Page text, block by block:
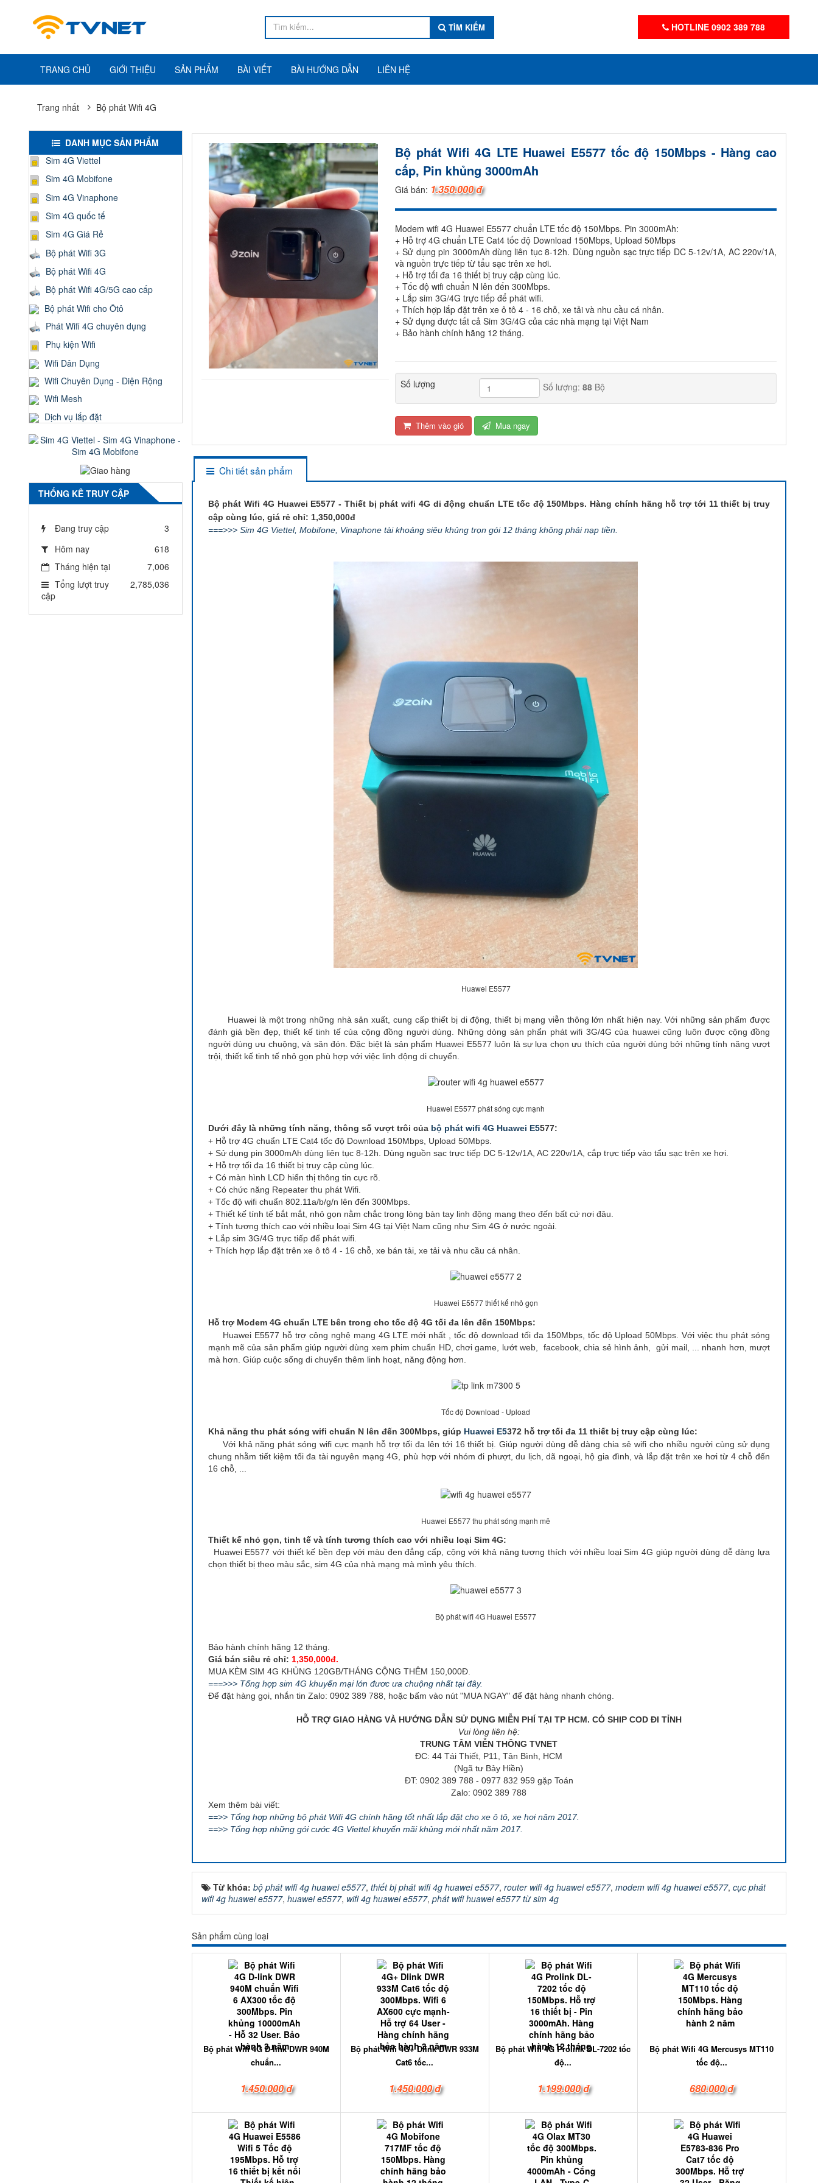
TÌM KIẾM HOTLINE 0902 389 788
TRANG CHỦ GIỚI THIỆU SẢN PHẨM BÀI VIẾT BÀI HƯỚNG DẪN LIÊN HỆ
Trang nhất Bộ phát Wifi 4G
Bộ phát Wifi 4G LTE Huawei E5577 tốc độ 150Mbps - Hàng cao
cấp, Pin khủng 3000mAh
Giá bán: 1.350.000 đ
Modem wifi 4G Huawei E5577 chuẩn LTE tốc độ 150Mbps. Pin 3000mAh:
+ Hỗ trợ 4G chuẩn LTE Cat4 tốc độ Download 150Mbps, Upload 50Mbps
+ Sử dụng pin 3000mAh dùng liên tục 8-12h. Dùng nguồn sạc trực tiếp DC 5-12v/1A, AC 220v/1A,
và nguồn trực tiếp từ tẩu sạc trên xe hơi.
+ Hỗ trợ tối đa 16 thiết bị truy cập cùng lúc.
+ Tốc độ wifi chuẩn N lên đến 300Mbps.
+ Lắp sim 3G/4G trực tiếp để phát wifi.
+ Thích hợp lắp đặt trên xe ô tô 4 - 16 chỗ, xe tải và nhu cầu cá nhân.
+ Sử dụng được tất cả Sim 3G/4G của các nhà mạng tại Việt Nam
+ Bảo hành chính hãng 12 tháng.
Số lượng Số lượng: 88Bộ
Thêm vào giỏ Mua ngay
Chi tiết sản phẩm
Bộ phát Wifi 4G Huawei E5577 - Thiết bị phát wifi 4G di động chuẩn LTE tốc độ 150Mbps. Hàng chính hãng hỗ trợ tới 11 thiết bị truy
cập cùng lúc, giá rẻ chỉ: 1,350,000đ
===>>> Sim 4G Viettel, Mobifone, Vinaphone tài khoảng siêu khủng trọn gói 12 tháng không phải nạp tiền.
Huawei E5577
Huawei là một trong những nhà sản xuất, cung cấp thiết bị di động, thiết bị mạng viễn thông lớn nhất hiện nay. Với những sản phẩm được
đánh giá bền đẹp, thiết kế tinh tế của cộng đồng người dùng. Những dòng sản phẩn phát wifi 3G/4G của huawei cũng luôn được cộng đồng
người dùng ưu chuộng, và săn đón. Đặc biệt là sản phẩm Huawei E5577 luôn là sự lựa chọn ưu thích của người dùng bởi những tính năng vượt
trội, thiết kế tinh tế nhỏ gọn phù hợp với việc linh động di chuyển.
Huawei E5577 phát sóng cực mạnh
Dưới đây là những tính năng, thông số vượt trôi của bộ phát wifi 4G Huawei E5577:
+ Hỗ trợ 4G chuẩn LTE Cat4 tốc độ Download 150Mbps, Upload 50Mbps.
+ Sử dụng pin 3000mAh dùng liên tục 8-12h. Dùng nguồn sạc trực tiếp DC 5-12v/1A, AC 220v/1A, cắp trực tiếp vào tẩu sạc trên xe hơi.
+ Hỗ trợ tối đa 16 thiết bị truy cập cùng lúc.
+ Có màn hình LCD hiển thị thông tin cực rõ.
+ Có chức năng Repeater thu phát Wifi.
+ Tốc độ wifi chuẩn 802.11a/b/g/n lên đến 300Mbps.
+ Thiết kế tính tế bắt mắt, nhỏ gọn nằm chắc trong lòng bàn tay linh động mang theo đến bất cứ nơi đâu.
+ Tính tương thích cao với nhiều loại Sim 4G tại Việt Nam cũng như Sim 4G ở nước ngoài.
+ Lắp sim 3G/4G trực tiếp để phát wifi.
+ Thích hợp lắp đặt trên xe ô tô 4 - 16 chỗ, xe bán tải, xe tải và nhu cầu cá nhân.
Huawei E5577 thiết kế nhỏ gọn
Hỗ trợ Modem 4G chuẩn LTE bên trong cho tốc độ 4G tối đa lên đến 150Mbps:
Huawei E5577 hỗ trợ công nghệ mạng 4G LTE mới nhất , tốc độ download tối đa 150Mbps, tốc độ Upload 50Mbps. Với việc thu phát sóng
mạnh mẽ của sản phẩm giúp người dùng xem phim chuẩn HD, chơi game, lướt web, facebook, chia sẻ hình ảnh, gửi mail, ... nhanh hơn, mượt
mà hơn. Giúp cuộc sống di chuyển thêm linh hoạt, năng động hơn.
Tốc độ Download - Upload
Khả năng thu phát sóng wifi chuẩn N lên đến 300Mbps, giúp Huawei E5372 hỗ trợ tối đa 11 thiết bị truy cập cùng lúc:
Với khả năng phát sóng wifi cực mạnh hỗ trợ tối đa lên tới 16 thiết bị. Giúp người dùng dễ dàng chia sẻ wifi cho nhiều người cùng sử dụng
chung nhằm tiết kiệm tối đa tài nguyên mạng 4G, phù hợp với nhóm đi phượt, du lịch, dã ngoại, hộ gia đình, và lắp đặt trên xe hơi từ 4 chỗ đến
16 chỗ, ...
Huawei E5577 thu phát sóng mạnh mẽ
Thiết kế nhỏ gọn, tinh tế và tính tương thích cao với nhiều loại Sim 4G:
Huawei E5577 với thiết kế bền đẹp với màu đen đẳng cấp, cộng với khả năng tương thích với nhiều loại Sim 4G giúp người dùng dễ dàng lựa
chọn thiết bị theo màu sắc, sim 4G của nhà mạng mà mình yêu thích.
Bộ phát wifi 4G Huawei E5577
Bảo hành chính hãng 12 tháng.
Giá bán siêu rẻ chỉ: 1,350,000đ.
MUA KÈM SIM 4G KHỦNG 120GB/THÁNG CỘNG THÊM 150,000Đ.
===>>> Tổng hợp sim 4G khuyến mại lớn đươc ưa chuộng nhất tại đây.
Để đặt hàng gọi, nhắn tin Zalo: 0902 389 788, hoặc bấm vào nút "MUA NGAY" để đặt hàng nhanh chóng.
HỖ TRỢ GIAO HÀNG VÀ HƯỚNG DẪN SỬ DỤNG MIỄN PHÍ TẠI TP HCM. CÓ SHIP COD ĐI TỈNH
Vui lòng liên hệ:
TRUNG TÂM VIỄN THÔNG TVNET
ĐC: 44 Tái Thiết, P11, Tân Bình, HCM
(Ngã tư Bảy Hiền)
ĐT: 0902 389 788 - 0977 832 959 gặp Toán
Zalo: 0902 389 788
Xem thêm bài viết:
==>> Tổng hợp những bộ phát Wifi 4G chính hãng tốt nhất lắp đặt cho xe ô tô, xe hơi năm 2017.
==>> Tổng hợp những gói cước 4G Viettel khuyến mãi khủng mới nhất năm 2017.
Từ khóa: bộ phát wifi 4g huawei e5577, thiết bị phát wifi 4g huawei e5577, router wifi 4g huawei e5577, modem wifi 4g huawei e5577, cục phát
wifi 4g huawei e5577, huawei e5577, wifi 4g huawei e5577, phát wifi huawei e5577 từ sim 4g
Sản phẩm cùng loại
Bộ phát Wifi 4G D-link DWR 940M
chuẩn...
1.450.000 đ
Bộ phát Wifi 4G+ Dlink DWR 933M
Cat6 tốc...
1.450.000 đ
Bộ phát Wifi 4G Prolink DL-7202 tốc
độ...
1.199.000 đ
Bộ phát Wifi 4G Mercusys MT110
tốc độ...
680.000 đ
DANH MỤC SẢN PHẨM
Sim 4G Viettel
Sim 4G Mobifone
Sim 4G Vinaphone
Sim 4G quốc tế
Sim 4G Giá Rẻ
Bộ phát Wifi 3G
Bộ phát Wifi 4G
Bộ phát Wifi 4G/5G cao cấp
Bộ phát Wifi cho Ôtô
Phát Wifi 4G chuyên dụng
Phụ kiện Wifi
Wifi Dân Dụng
Wifi Chuyên Dụng - Diện Rộng
Wifi Mesh
Dịch vụ lắp đặt
THỐNG KÊ TRUY CẬP
Đang truy cập
3
Hôm nay
618
Tháng hiện tại
7,006
Tổng lượt truy
cập
2,785,036